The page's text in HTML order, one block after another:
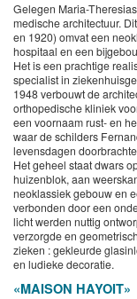
Gelegen Maria-
medische architectuur.
en 1920) omvat een
hospitaal en een
Het is een prachtige
specialist in
1948 verbouwt de
orthopedische kliniek
een voornaam rust- en
waar de schilders
levensdagen
Het geheel staat dwars
huizenblok, aan
neoklassiek gebouw en
verbonden door een
licht werden nuttig
verzorgde en
zieken : gekleurde
en ludieke decoratie.
«MAISON HAYOIT»